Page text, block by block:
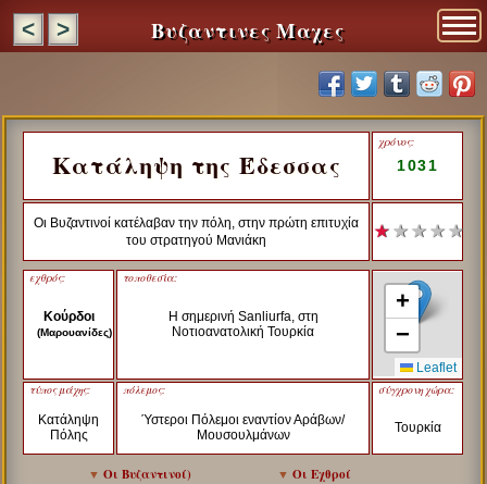
< > Βυζαντινες Μαχες
Κατάληψη της Έδεσσας
χρόνος:
1031
Οι Βυζαντινοί κατέλαβαν την πόλη, στην πρώτη επιτυχία
του στρατηγού Μανιάκη
★ ★ ★ ★ ★
εχθρός:
Κούρδοι
(Μαρουανίδες)
τοποθεσία:
Η σημερινή Sanliurfa, στη
Νοτιοανατολική Τουρκία
+
−
Leaflet
τύπος μάχης:
Κατάληψη
Πόλης
πόλεμος:
Ύστεροι Πόλεμοι εναντίον Αράβων/
Μουσουλμάνων
σύγχρονη χώρα:
Τουρκία
▼ Οι Βυζαντινοί) ▼ Οι Εχθροί